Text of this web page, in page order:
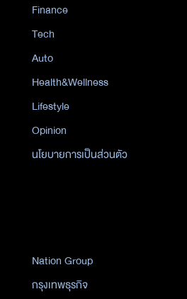
Finance
Tech
Auto
Health&Wellness
Lifestyle
Opinion
นโยบายการเป็นส่วนตัว
Nation Group
กรุงเทพธุรกิจ